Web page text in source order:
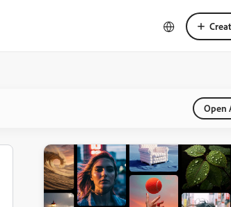
Open